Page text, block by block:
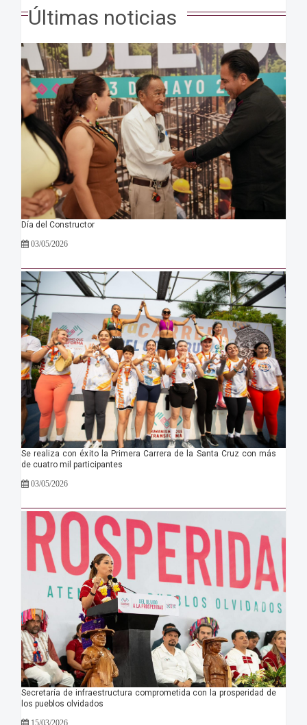
Últimas noticias
Día del Constructor
03/05/2026
Se realiza con éxito la Primera Carrera de la Santa Cruz con más
de cuatro mil participantes
03/05/2026
Secretaría de infraestructura comprometida con la prosperidad de
los pueblos olvidados
15/03/2026